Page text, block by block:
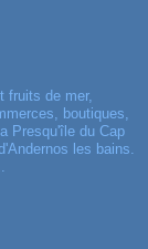
fruits de mer,
boutiques,
Presqu'île du Cap
les bains.